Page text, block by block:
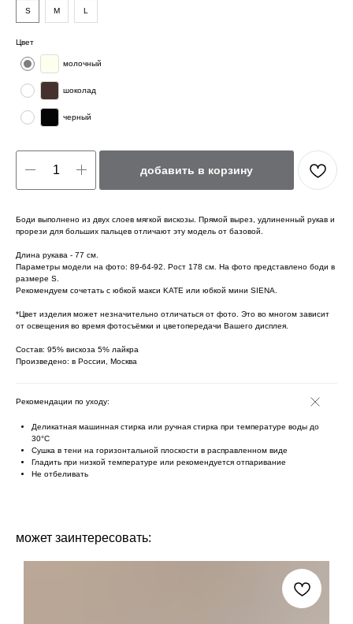
S M L
Цвет
молочный
шоколад
черный
добавить в корзину
Боди выполнено из двух слоев мягкой вискозы. Прямой вырез, удлиненный рукав и
прорези для больших пальцев отличают эту модель от базовой.
Длина рукава - 77 см.
Параметры модели на фото: 89-64-92. Рост 178 см. На фото представлено боди в
размере S.
Рекомендуем сочетать с юбкой макси KATE или юбкой мини SIENA.
*Цвет изделия может незначительно отличаться от фото. Это во многом зависит
от освещения во время фотосъёмки и цветопередачи Вашего дисплея.
Состав: 95% вискоза 5% лайкра
Произведено: в России, Москва
Рекомендации по уходу:
Деликатная машинная стирка или ручная стирка при температуре воды до
30°C
Сушка в тени на горизонтальной плоскости в расправленном виде
Гладить при низкой температуре или рекомендуется отпаривание
Не отбеливать
может заинтересовать: